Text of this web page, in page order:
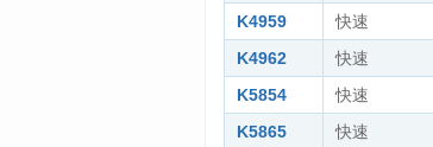
K4959
快速
K4962
快速
K5854
快速
K5865
快速